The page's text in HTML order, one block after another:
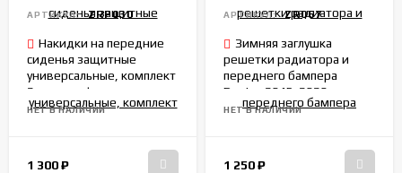
АРТИКУЛ: ZRP030
Накидки на передние
сиденья защитные
универсальные, комплект
2шт, камуфляж
НЕТ В НАЛИЧИИ
1 300₽
АРТИКУЛ: ZR067
Зимняя заглушка
решетки радиатора и
переднего бампера
Duster 2015-2020
НЕТ В НАЛИЧИИ
1 250₽